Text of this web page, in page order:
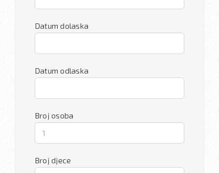
Datum dolaska
Datum odlaska
Broj osoba
Broj djece